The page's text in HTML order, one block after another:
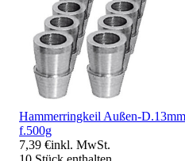
Hammerringkeil Außen-
f.500g
7,39 €inkl. MwSt.